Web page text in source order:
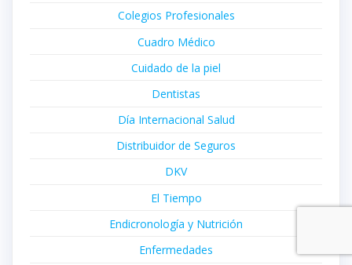
Colegios Profesionales
Cuadro Médico
Cuidado de la piel
Dentistas
Día Internacional Salud
Distribuidor de Seguros
DKV
El Tiempo
Endicronología y Nutrición
Enfermedades